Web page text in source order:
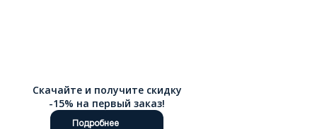
Скачайте и получите скидку
-15% на первый заказ!
Подробнее